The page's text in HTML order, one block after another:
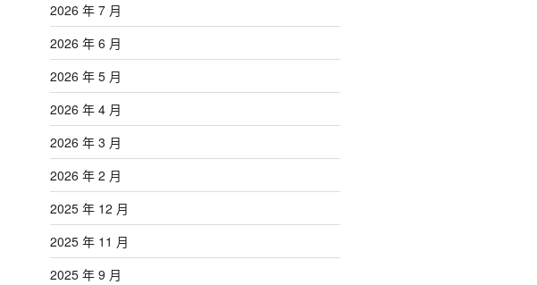
2026 年 7 月
2026 年 6 月
2026 年 5 月
2026 年 4 月
2026 年 3 月
2026 年 2 月
2025 年 12 月
2025 年 11 月
2025 年 9 月